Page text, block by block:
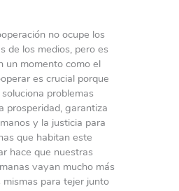
no ocupe los
de los medios, pero es
un momento como el
es crucial porque
problemas
prosperidad, garantiza
y la justicia para
que habitan este
hace que nuestras
vayan mucho más
mismas para tejer junto